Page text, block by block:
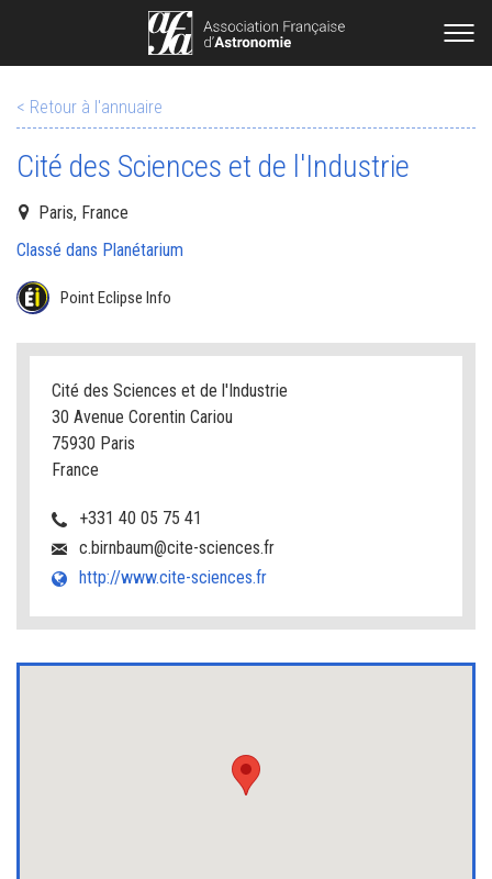
< Retour à l'annuaire
Cité des Sciences et de l'Industrie
Paris, France
Classé dans Planétarium
Point Eclipse Info
Cité des Sciences et de l'Industrie
30 Avenue Corentin Cariou
75930 Paris
France
+331 40 05 75 41
c.birnbaum@cite-sciences.fr
http://www.cite-sciences.fr